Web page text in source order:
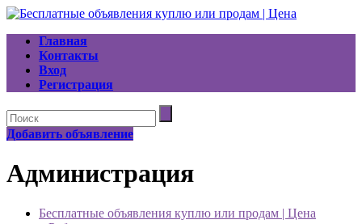
Главная
Контакты
Вход
Регистрация
Добавить объявление
Администрация
Бесплатные объявления куплю или продам | Цена